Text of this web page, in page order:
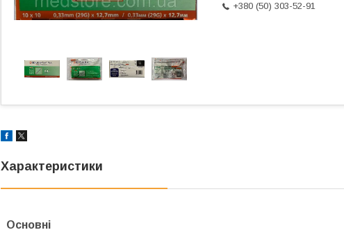
+380 (50) 303-52-91
Характеристики
Основні